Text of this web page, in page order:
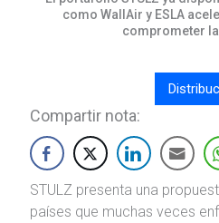
como WallAir y ESLA
comprometer
Compartir nota:
STULZ presenta una
países que muchas veces